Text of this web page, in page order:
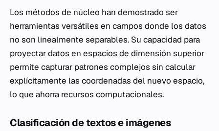
Los métodos de núcleo han demostrado ser
herramientas versátiles en campos donde los datos
no son linealmente separables. Su capacidad para
proyectar datos en espacios de dimensión superior
permite capturar patrones complejos sin calcular
explícitamente las coordenadas del nuevo espacio,
lo que ahorra recursos computacionales.
Clasificación de textos e imágenes